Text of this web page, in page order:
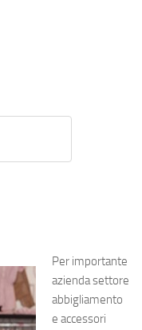
Per importante
azienda settore
abbigliamento
e accessori